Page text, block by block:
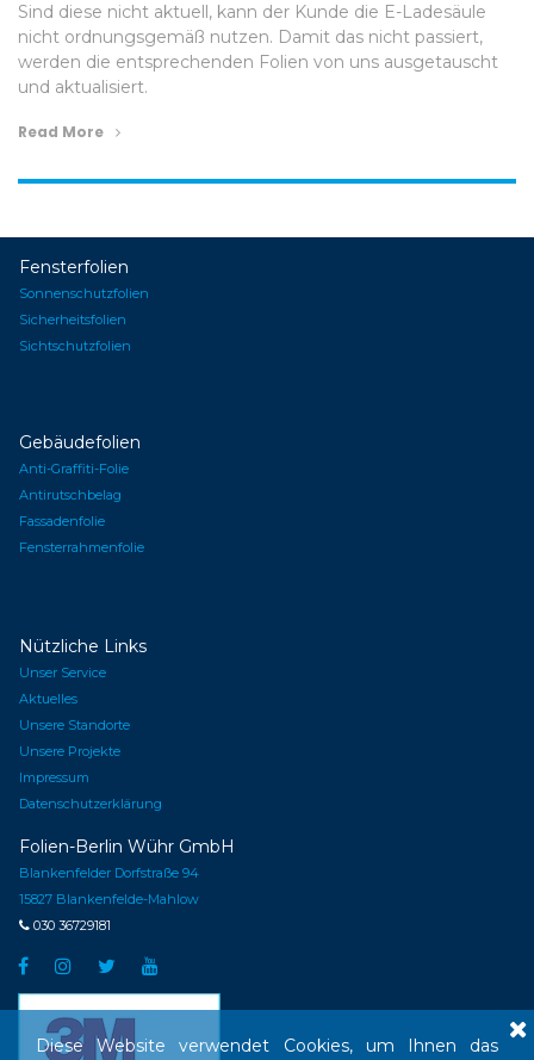
Sind diese nicht aktuell, kann der Kunde die E-Ladesäule
nicht ordnungsgemäß nutzen. Damit das nicht passiert,
werden die entsprechenden Folien von uns ausgetauscht
und aktualisiert.
Read More
Fensterfolien
Sonnenschutzfolien
Sicherheitsfolien
Sichtschutzfolien
Gebäudefolien
Anti-Graffiti-Folie
Antirutschbelag
Fassadenfolie
Fensterrahmenfolie
Nützliche Links
Unser Service
Aktuelles
Unsere Standorte
Unsere Projekte
Impressum
Datenschutzerklärung
Folien-Berlin Wühr GmbH
Blankenfelder Dorfstraße 94
15827 Blankenfelde-Mahlow
 030 36729181
   
Diese Website verwendet Cookies, um Ihnen das